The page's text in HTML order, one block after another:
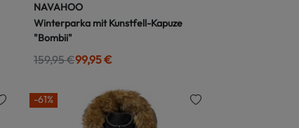
NAVAHOO
Winterparka mit Kunstfell-Kapuze
"Bombii"
159,95 €99,95 €
-61%